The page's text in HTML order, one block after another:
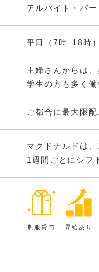
アルバイト・パー
平日（7時ｰ18時
主婦さんからは
学生の方も多く働
ご都合に最大限
マクドナルドは
1週間ごとにシフ
制服貸与 昇給あり